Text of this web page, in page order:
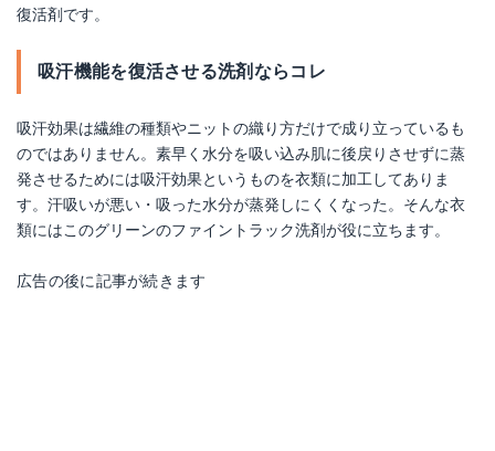
復活剤です。
吸汗機能を復活させる洗剤ならコレ
吸汗効果は繊維の種類やニットの織り方だけで成り立っているも
のではありません。素早く水分を吸い込み肌に後戻りさせずに蒸
発させるためには吸汗効果というものを衣類に加工してありま
す。汗吸いが悪い・吸った水分が蒸発しにくくなった。そんな衣
類にはこのグリーンのファイントラック洗剤が役に立ちます。
広告の後に記事が続きます